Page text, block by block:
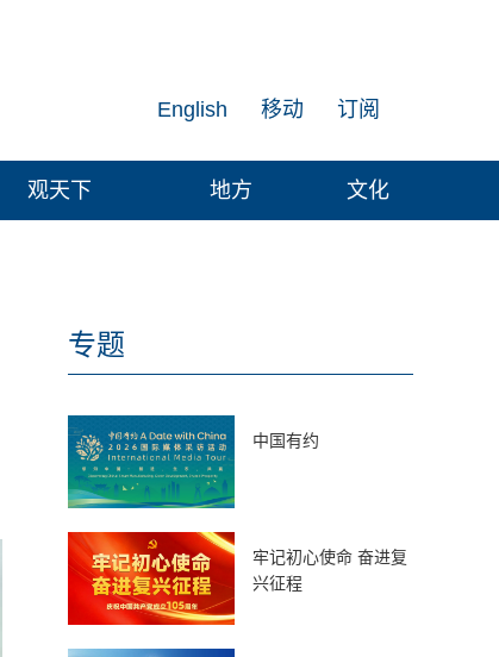
订阅
移动
English
观天下 地方 文化
专题
中国有约
牢记初心使命 奋进复
兴征程